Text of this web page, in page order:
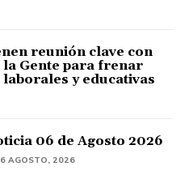
reunión clave con
Gente para frenar
y educativas
06 de Agosto 2026
6 AGOSTO, 2026